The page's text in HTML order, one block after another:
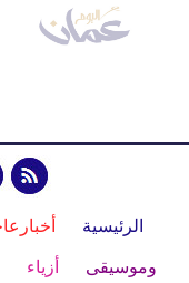
الرئيسية
وموسيقى أزياء